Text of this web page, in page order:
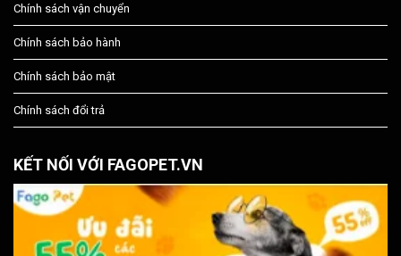
Chính sách vận chuyển
Chính sách bảo hành
Chính sách bảo mật
Chính sách đổi trả
KẾT NỐI VỚI FAGOPET.VN